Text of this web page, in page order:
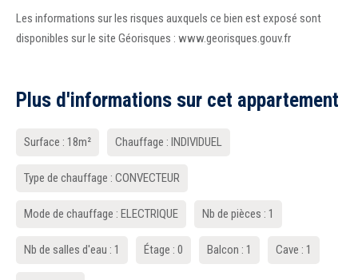
Les informations sur les risques auxquels ce bien est exposé sont
disponibles sur le site Géorisques : www.georisques.gouv.fr
Plus d'informations sur cet appartement
Surface : 18m² Chauffage : INDIVIDUEL
Type de chauffage : CONVECTEUR
Mode de chauffage : ELECTRIQUE Nb de pièces : 1
Nb de salles d'eau : 1 Étage : 0 Balcon : 1 Cave : 1